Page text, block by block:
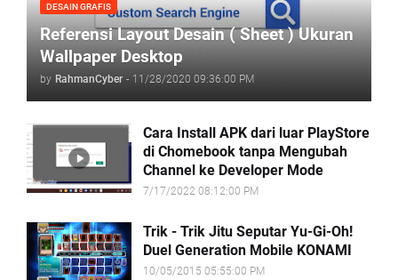
DESAIN GRAFIS
Referensi Layout Desain ( Sheet ) Ukuran
Wallpaper Desktop
by RahmanCyber - 11/28/2020 09:36:00 PM
Cara Install APK dari luar PlayStore
di Chomebook tanpa Mengubah
Channel ke Developer Mode
7/17/2022 08:12:00 PM
Trik - Trik Jitu Seputar Yu-Gi-Oh!
Duel Generation Mobile KONAMI
10/05/2015 05:55:00 PM